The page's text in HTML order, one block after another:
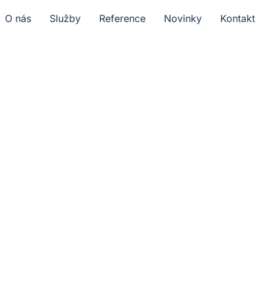
O nás Služby Reference Novinky Kontakt